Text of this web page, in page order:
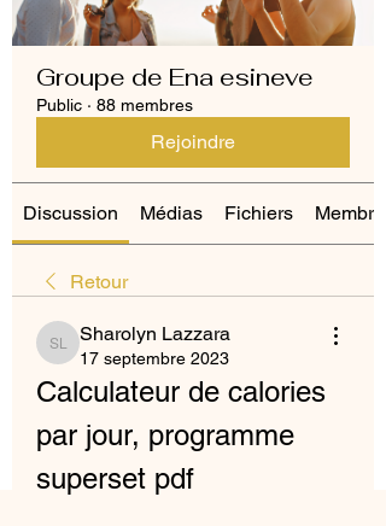
Groupe de Ena esineve
Public · 88 membres
Rejoindre
Discussion Médias Fichiers Membres
Retour
Sharolyn Lazzara
Sharolyn Lazzara
17 septembre 2023
Calculateur de calories
par jour, programme
superset pdf